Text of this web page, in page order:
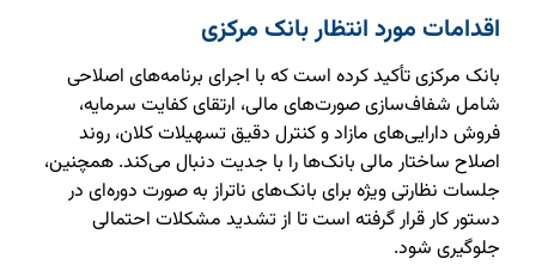
اقدامات مورد انتظار بانک مرکزی
بانک مرکزی تأکید کرده است که با اجرای برنامه‌های اصلاحی
شامل شفاف‌سازی صورت‌های مالی، ارتقای کفایت سرمایه،
فروش دارایی‌های مازاد و کنترل دقیق تسهیلات کلان، روند
اصلاح ساختار مالی بانک‌ها را با جدیت دنبال می‌کند. همچنین،
جلسات نظارتی ویژه برای بانک‌های ناتراز به صورت دوره‌ای در
دستور کار قرار گرفته است تا از تشدید مشکلات احتمالی
جلوگیری شود.